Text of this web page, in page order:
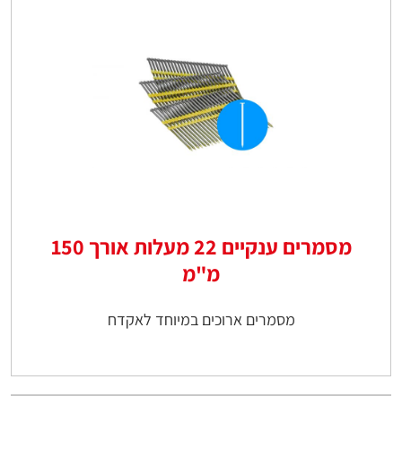
מסמרים ענקיים 22 מעלות אורך 150
מ"מ
מסמרים ארוכים במיוחד לאקדח